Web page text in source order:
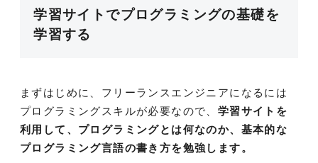
学習サイトでプログラミングの基礎を
学習する
まずはじめに、フリーランスエンジニアになるには
プログラミングスキルが必要なので、 学習サイトを
利用して、プログラミングとは何なのか、基本的な
プログラミング言語の書き方を勉強します。